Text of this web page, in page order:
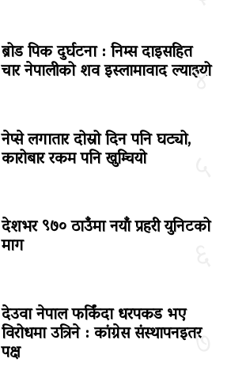
४
ब्रोड पिक दुर्घटना : निम्स दाइसहित
चार नेपालीको शव इस्लामावाद ल्याइयो
नेप्से लगातार दोस्रो दिन पनि घट्यो,
कारोबार रकम पनि खुम्चियो
देशभर ९७० ठाउँमा नयाँ प्रहरी युनिटको
माग
७
देउवा नेपाल फर्किंदा धरपकड भए
विरोधमा उत्रिने : कांग्रेस संस्थापनइतर
पक्ष